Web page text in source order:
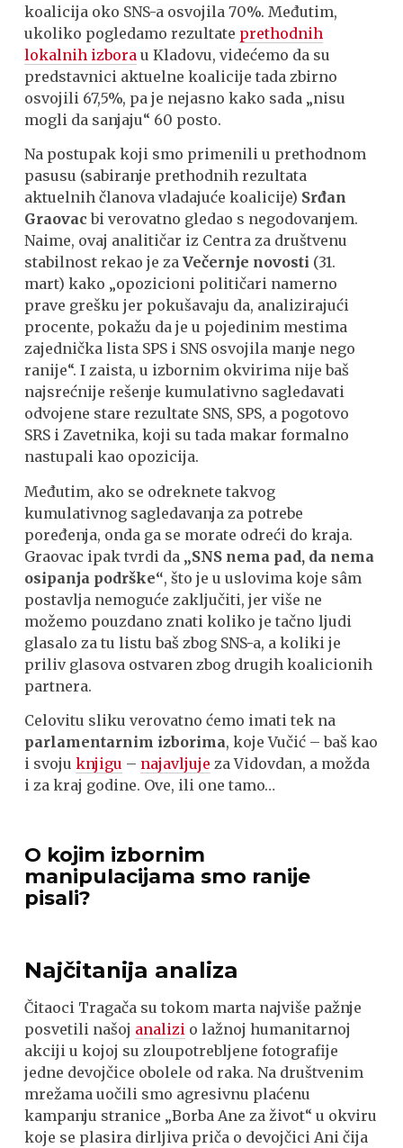
koalicija oko SNS-a osvojila 70%. Međutim,
ukoliko pogledamo rezultate prethodnih
lokalnih izbora u Kladovu, videćemo da su
predstavnici aktuelne koalicije tada zbirno
osvojili 67,5%, pa je nejasno kako sada „nisu
mogli da sanjaju“ 60 posto.
Na postupak koji smo primenili u prethodnom
pasusu (sabiranje prethodnih rezultata
aktuelnih članova vladajuće koalicije) Srđan
Graovac bi verovatno gledao s negodovanjem.
Naime, ovaj analitičar iz Centra za društvenu
stabilnost rekao je zaVečernje novosti (31.
mart) kako „opozicioni političari namerno
prave grešku jer pokušavaju da, analizirajući
procente, pokažu da je u pojedinim mestima
zajednička lista SPS i SNS osvojila manje nego
ranije“. I zaista, u izbornim okvirima nije baš
najsrećnije rešenje kumulativno sagledavati
odvojene stare rezultate SNS, SPS, a pogotovo
SRS i Zavetnika, koji su tada makar formalno
nastupali kao opozicija.
Međutim, ako se odreknete takvog
kumulativnog sagledavanja za potrebe
poređenja, onda ga se morate odreći do kraja.
Graovac ipak tvrdi da „SNS nema pad, da nema
osipanja podrške“, što je u uslovima koje sâm
postavlja nemoguće zaključiti, jer više ne
možemo pouzdano znati koliko je tačno ljudi
glasalo za tu listu baš zbog SNS-a, a koliki je
priliv glasova ostvaren zbog drugih koalicionih
partnera.
Celovitu sliku verovatno ćemo imati tek na
parlamentarnim izborima, koje Vučić – baš kao
i svojuknjigu – najavljuje za Vidovdan, a možda
i za kraj godine. Ove, ili one tamo…
O kojim izbornim
manipulacijama smo ranije
pisali?
Najčitanija analiza
Čitaoci Tragača su tokom marta najviše pažnje
posvetili našoj analizi o lažnoj humanitarnoj
akciji u kojoj su zloupotrebljene fotografije
jedne devojčice obolele od raka. Na društvenim
mrežama uočili smo agresivnu plaćenu
kampanju stranice „Borba Ane za život“ u okviru
koje se plasira dirljiva priča o devojčici Ani čija